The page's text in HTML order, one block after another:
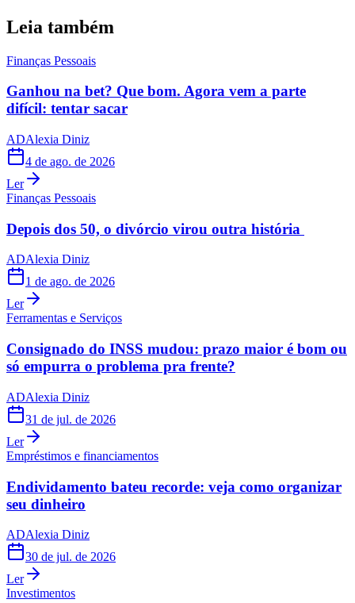
Leia também
Finanças Pessoais
Ganhou na bet? Que bom. Agora vem a parte
difícil: tentar sacar
ADAlexia Diniz
4 de ago. de 2026
Ler
Finanças Pessoais
Depois dos 50, o divórcio virou outra história
ADAlexia Diniz
1 de ago. de 2026
Ler
Ferramentas e Serviços
Consignado do INSS mudou: prazo maior é bom ou
só empurra o problema pra frente?
ADAlexia Diniz
31 de jul. de 2026
Ler
Empréstimos e financiamentos
Endividamento bateu recorde: veja como organizar
seu dinheiro
ADAlexia Diniz
30 de jul. de 2026
Ler
Investimentos